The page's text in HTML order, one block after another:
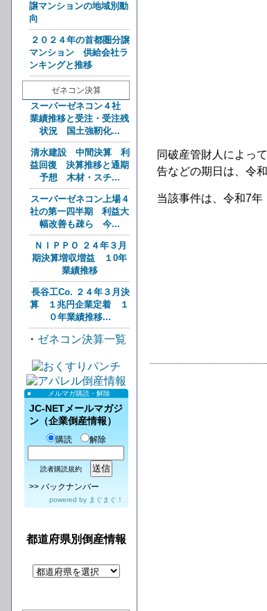
譲マンションの地域別動
向
２０２４年の首都圏分譲
マンション 供給会社ラ
ンキングと推移
ゼネコン決算
スーパーゼネコン４社
業績推移と受注・受注残
状況 国土強靭化...
清水建設 中間決算 利
益回復 決算推移と通期
予想 木材・スチ...
スーパーゼネコン上場４
社の第一四半期 利益大
幅改善も疎ら 今...
ＮＩＰＰＯ ２４年３月
期決算増収増益 １0年
業績推移
長谷工Co. ２４年３月決
算 １兆円企業定着 １
０年業績推移...
・ ゼネコン決算一覧
メルマガ購読・解除
JC-NETメールマガジ
ン（企業倒産情報）
購読 解除
読者購読規約
>> バックナンバー
powered by まぐまぐ！
都道府県別倒産情報
同破産管財人によっ
告などの期日は、令
当該事件は、令和7年